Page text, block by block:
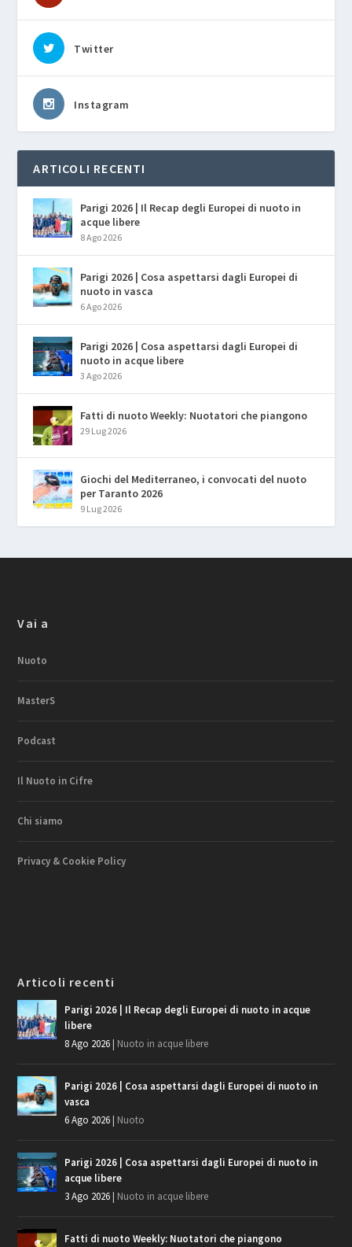
Twitter
Instagram
ARTICOLI RECENTI
Parigi 2026 | Il Recap degli Europei di nuoto in
acque libere
8 Ago 2026
Parigi 2026 | Cosa aspettarsi dagli Europei di
nuoto in vasca
6 Ago 2026
Parigi 2026 | Cosa aspettarsi dagli Europei di
nuoto in acque libere
3 Ago 2026
Fatti di nuoto Weekly: Nuotatori che piangono
29 Lug 2026
Giochi del Mediterraneo, i convocati del nuoto
per Taranto 2026
9 Lug 2026
Vai a
Nuoto
MasterS
Podcast
Il Nuoto in Cifre
Chi siamo
Privacy & Cookie Policy
Articoli recenti
Parigi 2026 | Il Recap degli Europei di nuoto in acque
libere
8 Ago 2026| Nuoto in acque libere
Parigi 2026 | Cosa aspettarsi dagli Europei di nuoto in
vasca
6 Ago 2026| Nuoto
Parigi 2026 | Cosa aspettarsi dagli Europei di nuoto in
acque libere
3 Ago 2026| Nuoto in acque libere
Fatti di nuoto Weekly: Nuotatori che piangono